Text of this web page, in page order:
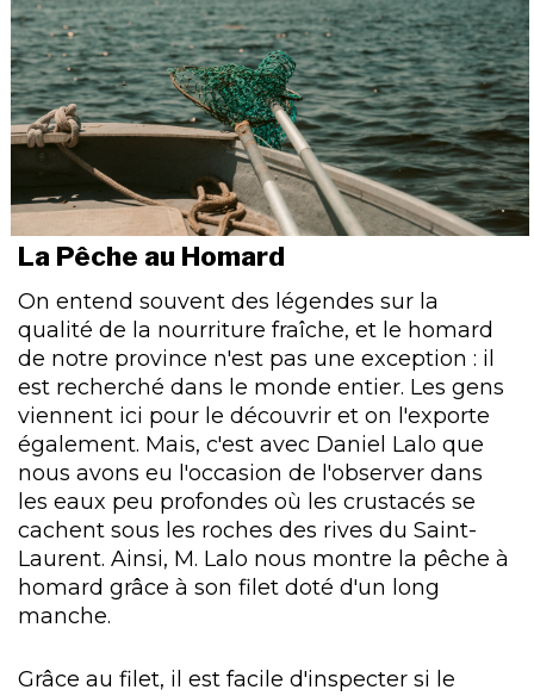
La Pêche au Homard
On entend souvent des légendes sur la
qualité de la nourriture fraîche, et le homard
de notre province n'est pas une exception : il
est recherché dans le monde entier. Les gens
viennent ici pour le découvrir et on l'exporte
également. Mais, c'est avec Daniel Lalo que
nous avons eu l'occasion de l'observer dans
les eaux peu profondes où les crustacés se
cachent sous les roches des rives du Saint-
Laurent. Ainsi, M. Lalo nous montre la pêche à
homard grâce à son filet doté d'un long
manche.
Grâce au filet, il est facile d'inspecter si le